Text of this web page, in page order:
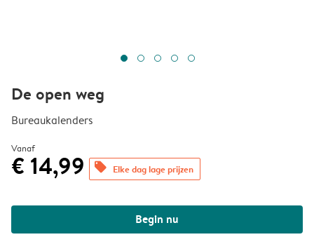
De open weg
Bureaukalenders
Vanaf
€ 14,99 offers Elke dag lage prijzen
Begin nu